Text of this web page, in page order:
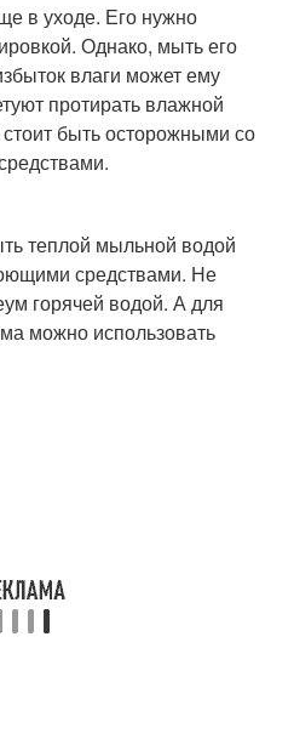
в уходе. Его нужно
Однако, мыть его
влаги может ему
протирать влажной
быть осторожными со
теплой мыльной водой
средствами. Не
горячей водой. А для
можно использовать